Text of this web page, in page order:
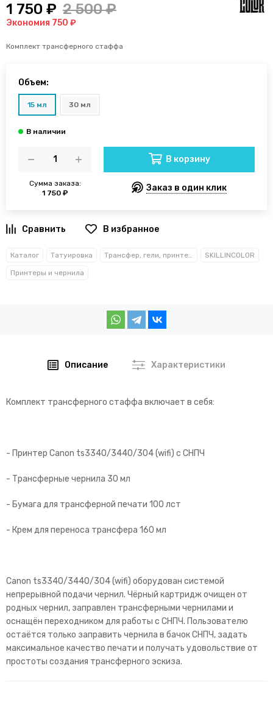
1 750 ₽ 2 500 ₽
Экономия 750 ₽
Комплект трансферного стаффа
Объем:
15 мл 30 мл
Сумма заказа:
1 750 ₽
В корзину
Заказ в один клик
В избранное
Каталог Татуировка Трансфер, гели, принтеры SKILLINCOLOR
Принтеры и чернила
Описание Характеристики
Комплект трансферного стаффа включает в себя:
- Принтер Canon ts3340/3440/304 (wifi) с СНПЧ
- Трансферные чернила 30 мл
- Бумага для трансферной печати 100 лст
- Крем для переноса трансфера 160 мл
Canon ts3340/3440/304 (wifi) оборудован системой
непрерывной подачи чернил. Чёрный картридж очищен от
родных чернил, заправлен трансферными чернилами и
оснащён переходником для работы с СНПЧ. Пользователю
остаётся только заправить чернила в бачок СНПЧ, задать
максимальное качество печати и получать удовольствие от
простоты создания трансферного эскиза.